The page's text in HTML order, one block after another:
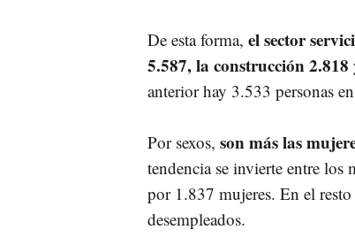
De esta forma, el sector
5.587, la construcción
anterior hay 3.533 personas
Por sexos, son más las
tendencia se invierte entre los
por 1.837 mujeres. En el
desempleados.